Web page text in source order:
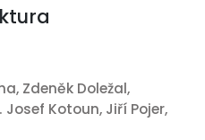
Zdeněk Doležal,
Kotoun, Jiří Pojer,